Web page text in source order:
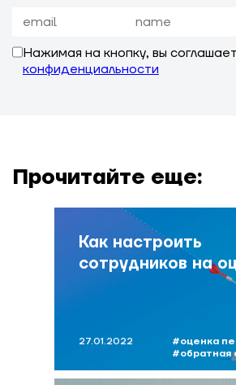
Нажимая на кнопку, вы
конфиденциальности
Прочитайте еще:
Как настроить
сотрудников на
27.01.2022
#оценка
#обратная
#оценка